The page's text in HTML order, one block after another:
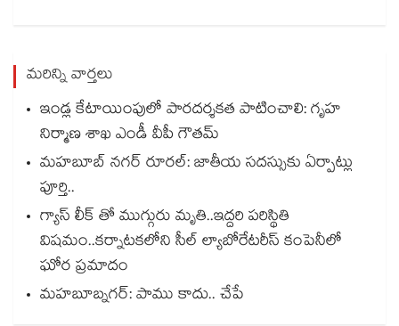
మరిన్ని వార్తలు
ఇండ్ల కేటాయింపులో పారదర్శకత పాటించాలి: గృహ
నిర్మాణ శాఖ ఎండీ వీపీ గౌతమ్
మహబూబ్ నగర్ రూరల్: జాతీయ సదస్సుకు ఏర్పాట్లు
పూర్తి..
గ్యాస్ లీక్ తో ముగ్గురు మృతి..ఇద్దరి పరిస్థితి
విషమం..కర్నాటకలోని సీల్ ల్యాబోరేటరీస్ కంపెనీలో
ఘోర ప్రమాదం
మహబూబ్నగర్: పాము కాదు.. చేపే